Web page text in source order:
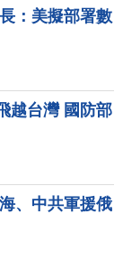
：美擬部署數
越台灣 國防部
、中共軍援俄